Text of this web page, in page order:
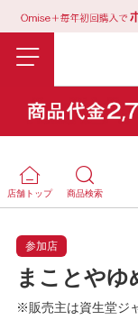
店舗トップ 商品検索
参加店
まことやゆ
※販売主は資生堂ジ